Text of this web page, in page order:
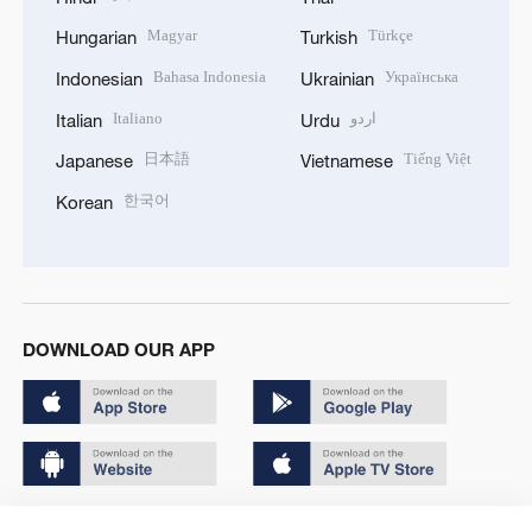
Hungarian Magyar
Indonesian Bahasa Indonesia
Italian Italiano
Japanese 日本語
Korean 한국어
Turkish Türkçe
Ukrainian Українська
Urdu اردو
Vietnamese Tiếng Việt
DOWNLOAD OUR APP